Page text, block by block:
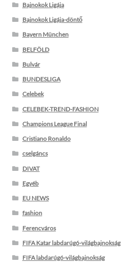
Bajnokok Ligája
Bajnokok Ligája-döntő
Bayern München
BELFÖLD
Bulvár
BUNDESLIGA
Celebek
CELEBEK-TREND-FASHION
Champions League Final
Cristiano Ronaldo
cselgáncs
DIVAT
Egyéb
EU NEWS
fashion
Ferencváros
FIFA Katar labdarúgó-világbajnokság
FIFA labdarúgó-világbajnokság